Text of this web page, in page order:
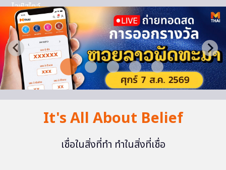
ไลฟ์สไตล์
It's All About Belief
เชื่อในสิ่งที่ทำ ทำในสิ่งที่เชื่อ